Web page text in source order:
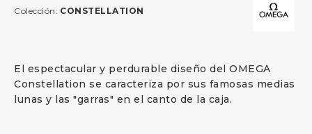
El espectacular y perdurable diseño del OMEGA
Constellation se caracteriza por sus famosas medias
lunas y las "garras" en el canto de la caja.
Colección: CONSTELLATION